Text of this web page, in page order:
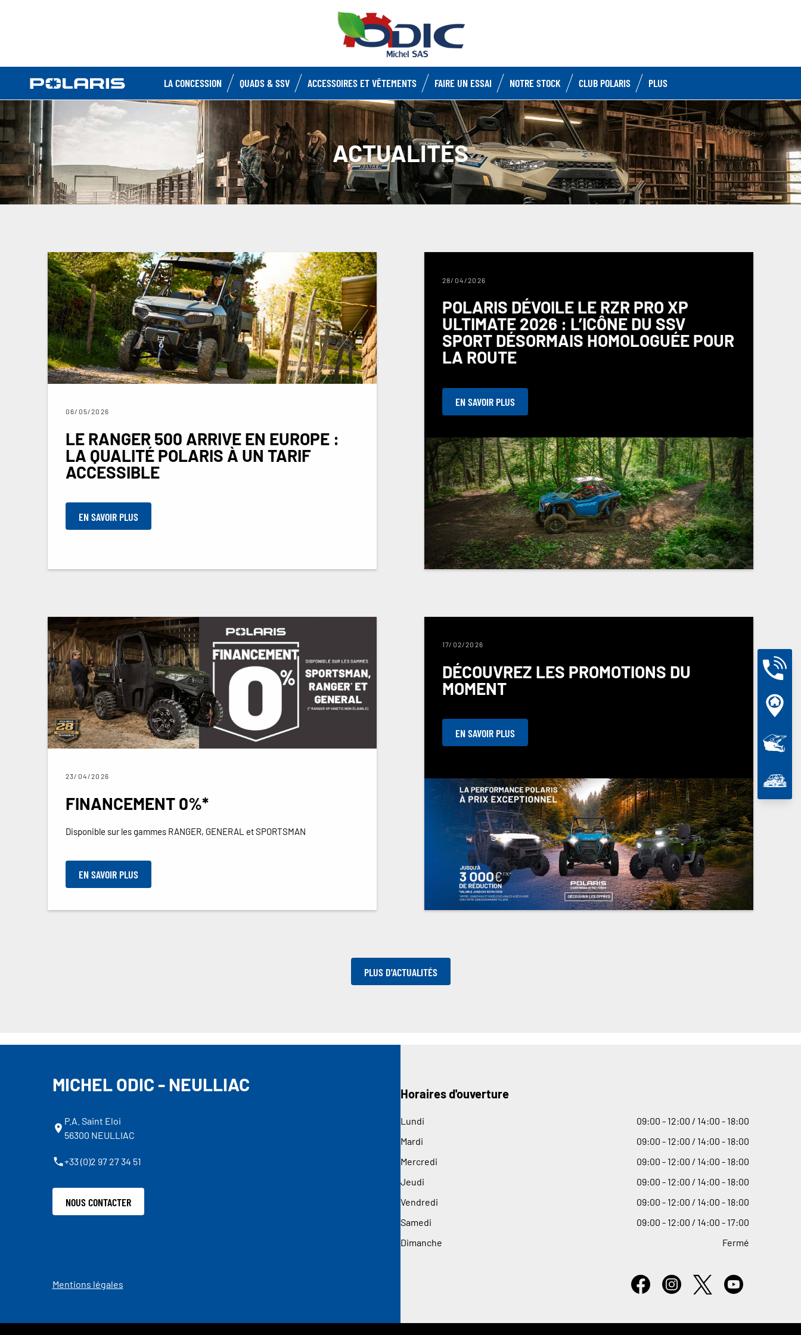
LA CONCESSION QUADS & SSV ACCESSOIRES ET VÊTEMENTS FAIRE UN ESSAI NOTRE STOCK CLUB POLARIS PLUS
ACTUALITÉS
06/05/2026
LE RANGER 500 ARRIVE EN EUROPE :
LA QUALITÉ POLARIS À UN TARIF
ACCESSIBLE
EN SAVOIR PLUS
28/04/2026
POLARIS DÉVOILE LE RZR PRO XP
ULTIMATE 2026 : L’ICÔNE DU SSV
SPORT DÉSORMAIS HOMOLOGUÉE POUR
LA ROUTE
EN SAVOIR PLUS
23/04/2026
FINANCEMENT 0%*
Disponible sur les gammes RANGER, GENERAL et SPORTSMAN
EN SAVOIR PLUS
17/02/2026
DÉCOUVREZ LES PROMOTIONS DU
MOMENT
EN SAVOIR PLUS
PLUS D'ACTUALITÉS
MICHEL ODIC - NEULLIAC
P.A. Saint Eloi
56300 NEULLIAC
+33 (0)2 97 27 34 51
NOUS CONTACTER
Horaires d'ouverture
Lundi 09:00 - 12:00 / 14:00 - 18:00
Mardi
09:00 - 12:00 / 14:00 - 18:00
Mercredi
09:00 - 12:00 / 14:00 - 18:00
Jeudi
09:00 - 12:00 / 14:00 - 18:00
Vendredi
09:00 - 12:00 / 14:00 - 18:00
Samedi
09:00 - 12:00 / 14:00 - 17:00
Dimanche
Fermé
Mentions légales